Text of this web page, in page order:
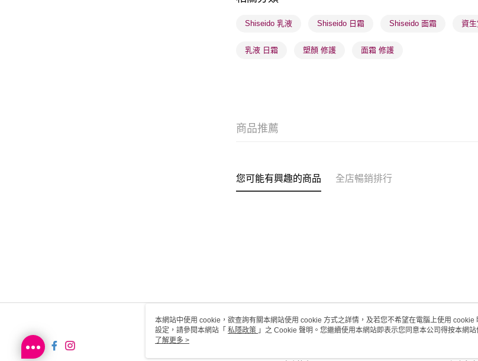
Shiseido 乳液 Shiseido 日霜 Shiseido 面霜 資
乳液 日霜 塑顏 修護 面霜 修護
商品推薦
您可能有興趣的商品 全店暢銷排行
關於我們 客戶
本網站中使用 cookie，欲查詢有關本網站使用 cookie 方式之詳情，及若您不希望在電腦上使用 cookie
設定，請參閱本網站「 私隱政策 」之 Cookie 聲明。您繼續使用本網站即表示您同意本公司得按本網
用 cookie。
了解更多 >